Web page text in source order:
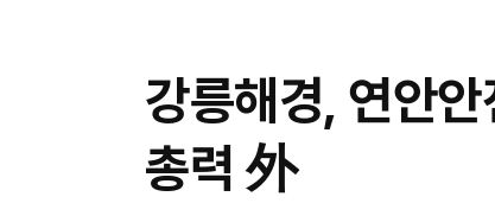
강릉해경, 연안
총력 外